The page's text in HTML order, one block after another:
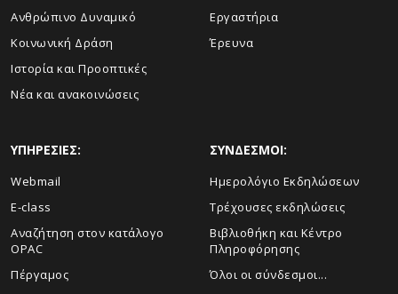
Ανθρώπινο Δυναμικό
Κοινωνική Δράση
Ιστορία και Προοπτικές
Νέα και ανακοινώσεις
Εργαστήρια
Έρευνα
ΥΠΗΡΕΣΙΕΣ:
Webmail
E-class
Αναζήτηση στον κατάλογο
OPAC
Πέργαμος
ΣΥΝΔΕΣΜΟΙ:
Ημερολόγιο Εκδηλώσεων
Τρέχουσες εκδηλώσεις
Βιβλιοθήκη και Κέντρο
Πληροφόρησης
Όλοι οι σύνδεσμοι...